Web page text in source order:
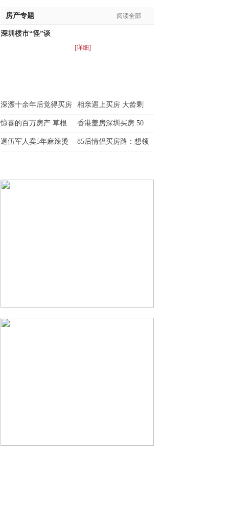
房产专题 阅读全部
深圳楼市“怪”谈
[详细]
深漂十余年后觉得买房
惊喜的百万房产 草根
退伍军人卖5年麻辣烫
相亲遇上买房 大龄剩
香港盖房深圳买房 50
85后情侣买房路：想领